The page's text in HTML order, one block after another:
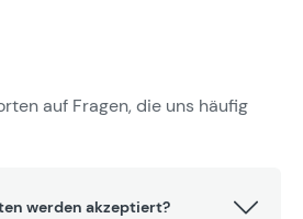
auf Fragen, die uns häufig
werden akzeptiert?